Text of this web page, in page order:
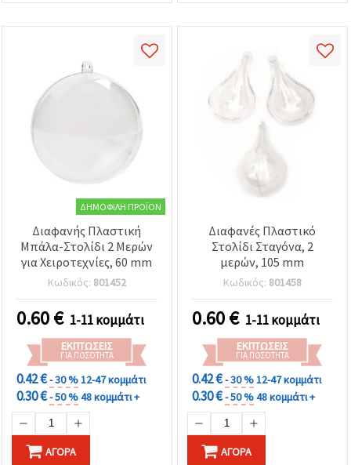
ΔΗΜΟΦΙΛΉ ΠΡΟΪΌΝ
Διαφανής Πλαστική
Μπάλα-Στολίδι 2 Μερών
για Χειροτεχνίες, 60 mm
Κωδικός: 801452
0.60€ 1-11 κομμάτι
ΕΚΠΤΏΣΕΙΣ
ΓΙΑ ΠΟΣΌΤΗΤΑ
0.42 €- 30 %12-47 κομμάτι
0.30 €- 50 %48 κομμάτι +
ΑΓΟΡΆ
Διαφανές Πλαστικό
Στολίδι Σταγόνα, 2
μερών, 105 mm
Κωδικός: 801458
0.60€ 1-11 κομμάτι
ΕΚΠΤΏΣΕΙΣ
ΓΙΑ ΠΟΣΌΤΗΤΑ
0.42 €- 30 %12-47 κομμάτι
0.30 €- 50 %48 κομμάτι +
ΑΓΟΡΆ